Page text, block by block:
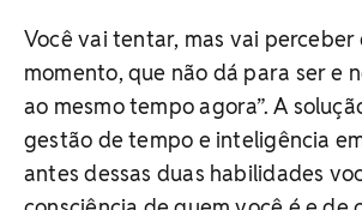
Você vai tentar, mas vai perceber
momento, que não dá para ser e
ao mesmo tempo agora”. A
gestão de tempo e inteligência
antes dessas duas habilidades